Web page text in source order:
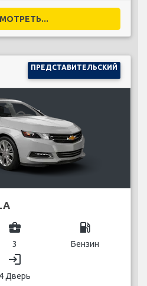
ПРЕДСТАВИТЕЛЬСКИЙ
business_center
3
local_gas_station
Бензин
login
4 Дверь